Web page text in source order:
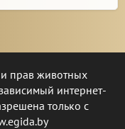
прав животных
интернет-
только с